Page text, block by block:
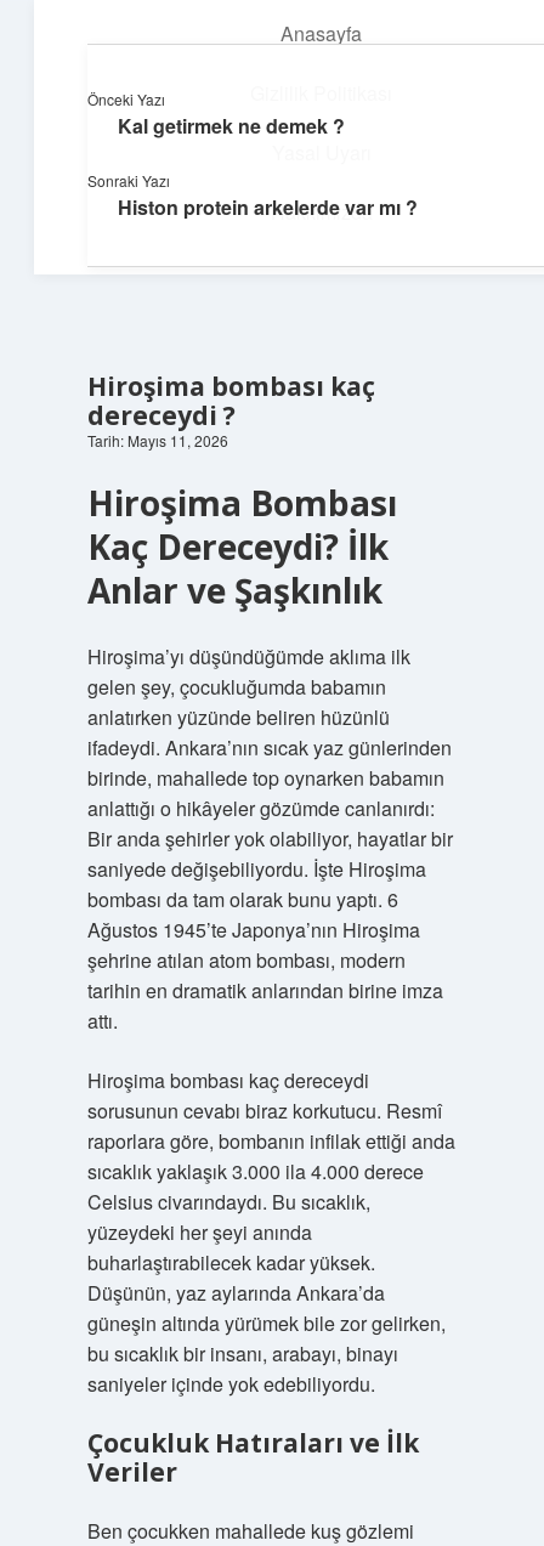
Anasayfa
Hakkımızda
Günlük yaşamdan küçük notlar ve kısa bilgiler.
Hiroşima bombası kaç
dereceydi ?
Tarih: Mayıs 11, 2026
Hiroşima Bombası
Kaç Dereceydi? İlk
Anlar ve Şaşkınlık
Hiroşima’yı düşündüğümde aklıma ilk
gelen şey, çocukluğumda babamın
anlatırken yüzünde beliren hüzünlü
ifadeydi. Ankara’nın sıcak yaz günlerinden
birinde, mahallede top oynarken babamın
anlattığı o hikâyeler gözümde canlanırdı:
Bir anda şehirler yok olabiliyor, hayatlar bir
saniyede değişebiliyordu. İşte Hiroşima
bombası da tam olarak bunu yaptı. 6
Ağustos 1945’te Japonya’nın Hiroşima
şehrine atılan atom bombası, modern
tarihin en dramatik anlarından birine imza
attı.
Hiroşima bombası kaç dereceydi
sorusunun cevabı biraz korkutucu. Resmî
raporlara göre, bombanın infilak ettiği anda
sıcaklık yaklaşık 3.000 ila 4.000 derece
Celsius civarındaydı. Bu sıcaklık,
yüzeydeki her şeyi anında
buharlaştırabilecek kadar yüksek.
Düşünün, yaz aylarında Ankara’da
güneşin altında yürümek bile zor gelirken,
bu sıcaklık bir insanı, arabayı, binayı
saniyeler içinde yok edebiliyordu.
Çocukluk Hatıraları ve İlk
Veriler
Ben çocukken mahallede kuş gözlemi
Önceki Yazı
Kal getirmek ne demek ?
Sonraki Yazı
Histon protein arkelerde var mı ?